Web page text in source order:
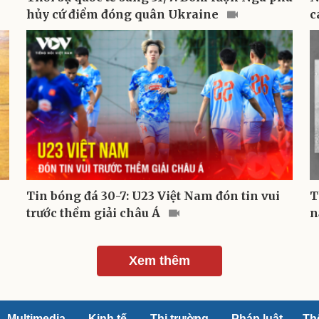
hủy cứ điểm đóng quân Ukraine
Tin bóng đá 30-7: U23 Việt Nam đón tin vui
trước thềm giải châu Á
Xem thêm